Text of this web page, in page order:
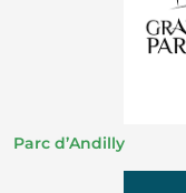
Parc d’Andilly